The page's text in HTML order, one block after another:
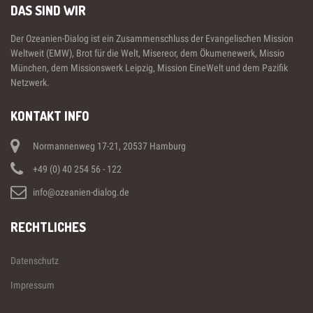
DAS SIND WIR
Der Ozeanien-Dialog ist ein Zusammenschluss der Evangelischen Mission
Weltweit (EMW), Brot für die Welt, Misereor, dem Ökumenewerk, Missio
München, dem Missionswerk Leipzig, Mission EineWelt und dem Pazifik
Netzwerk.
KONTAKT INFO
Normannenweg 17-21, 20537 Hamburg
+49 (0) 40 254 56 - 122
info@ozeanien-dialog.de
RECHTLICHES
Datenschutz
Impressum